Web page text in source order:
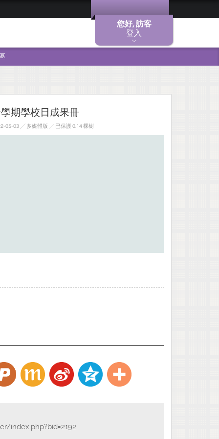
您好, 訪客
登入
期學校日成果冊
05-03 ╱ 多媒體版 ╱ 已保護 0.14 棵樹
index.php?bid=2192